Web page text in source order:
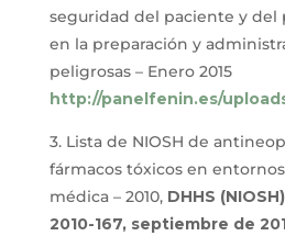
seguridad del paciente y del
en la preparación y
peligrosas – Enero 2015
http://panelfenin.es/
3. Lista de NIOSH de
fármacos tóxicos en
médica – 2010, DHHS
2010-167, septiembre de